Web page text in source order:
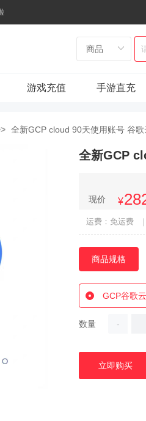
游戏充值 手游直充
全新GCP cloud 90天使用账号 谷
全新GCP
现价 ¥
运费：免运费
商品规格
GCP谷歌
数量 -
立即购买